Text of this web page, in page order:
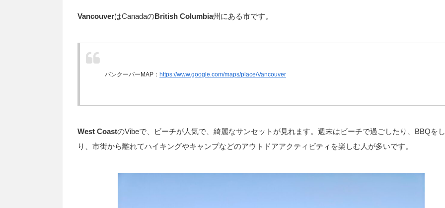
VancouverはCanadaのBritish Columbia州にある市です。
バンクーバーMAP： https://www.google.com/maps/place/Vancouver
West CoastのVibeで、ビーチが人気で、綺麗なサンセットが見れます。週末はビーチで過ごしたり、BBQを
り、市街から離れてハイキングやキャンプなどのアウトドアアクティビティを楽しむ人が多いです。